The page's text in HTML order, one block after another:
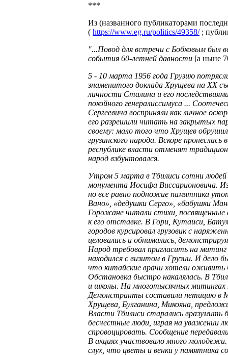
***
Из (названного публикаторами
( https://www.eg.ru/politics/49358/;
"...Повод для встречи с Бобковым был
события 60-летней давности [а ныне
5 - 10 марта 1956 года Грузию
знаменитого доклада Хрущева на XX
личности Сталина и его
покойного генералиссимуса ...
Сергеевича восприняли как личное
его разрешили читать на закрытых
своему: мало того что Хрущев
грузинского народа. Вскоре
республике власти отменят
народ взбунтовался.
Утром 5 марта в Тбилиси сотни людей
монумента Иосифа Виссарионовича.
но все равно подножие памятника
Вано», «дедушки Серго», «бабушки
Горожане читали стихи, посвященные
к его отставке. В Гори, Кутаиси,
городов курсировал грузовик с
целовались и обнимались,
Народ требовал пригласить на
находился с визитом в Грузии. И дело
что китайские врачи хотели оживить
Обстановка быстро накалялась. В
и школы. На многотысячных митингах
Демонстранты составили петицию в
Хрущева, Булганина, Микояна,
Власти Тбилиси старались вразумить
бесчестные люди, играя на уважении
спровоцировать. Сообщение
В акциях участвовало много
слух, что цветы и венки у памятника